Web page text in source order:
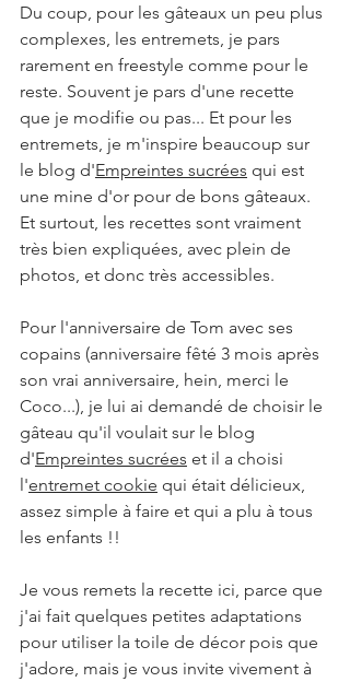
Du coup, pour les gâteaux un peu plus
complexes, les entremets, je pars
rarement en freestyle comme pour le
reste. Souvent je pars d'une recette
que je modifie ou pas... Et pour les
entremets, je m'inspire beaucoup sur
le blog d'Empreintes sucrées qui est
une mine d'or pour de bons gâteaux.
Et surtout, les recettes sont vraiment
très bien expliquées, avec plein de
photos, et donc très accessibles.
Pour l'anniversaire de Tom avec ses
copains (anniversaire fêté 3 mois après
son vrai anniversaire, hein, merci le
Coco...), je lui ai demandé de choisir le
gâteau qu'il voulait sur le blog
d'Empreintes sucrées et il a choisi
l'entremet cookie qui était délicieux,
assez simple à faire et qui a plu à tous
les enfants !!
Je vous remets la recette ici, parce que
j'ai fait quelques petites adaptations
pour utiliser la toile de décor pois que
j'adore, mais je vous invite vivement à